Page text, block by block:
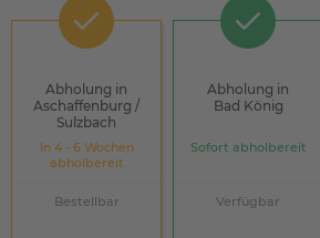
Abholung in
Aschaffenburg /
Sulzbach
In 4 - 6 Wochen
abholbereit
Bestellbar
Abholung in
Bad König
Sofort abholbereit
Verfügbar